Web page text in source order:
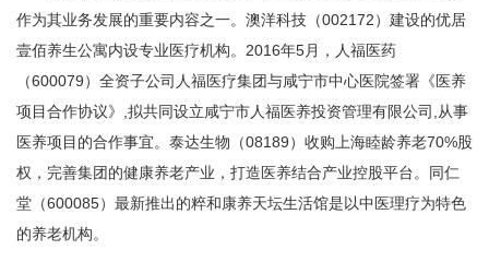
作为其业务发展的重要内容之一。澳洋科技（002172）建设的优居
壹佰养生公寓内设专业医疗机构。2016年5月，人福医药
（600079）全资子公司人福医疗集团与咸宁市中心医院签署《医养
项目合作协议》,拟共同设立咸宁市人福医养投资管理有限公司,从事
医养项目的合作事宜。泰达生物（08189）收购上海睦龄养老70%股
权，完善集团的健康养老产业，打造医养结合产业控股平台。同仁
堂（600085）最新推出的粹和康养天坛生活馆是以中医理疗为特色
的养老机构。